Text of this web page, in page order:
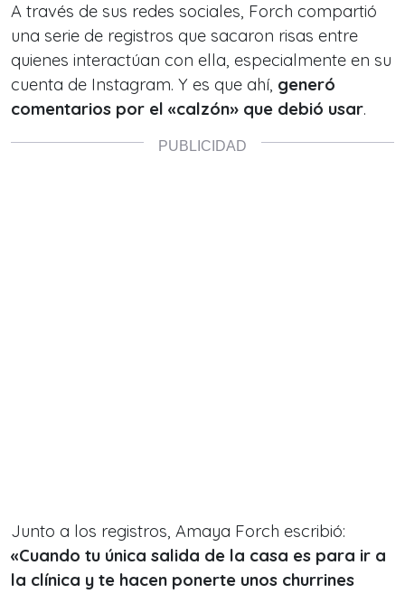
A través de sus redes sociales, Forch compartió
una serie de registros que sacaron risas entre
quienes interactúan con ella, especialmente en su
cuenta de Instagram. Y es que ahí, generó
comentarios por el «calzón» que debió usar.
Junto a los registros, Amaya Forch escribió:
«Cuando tu única salida de la casa es para ir a
la clínica y te hacen ponerte unos churrines